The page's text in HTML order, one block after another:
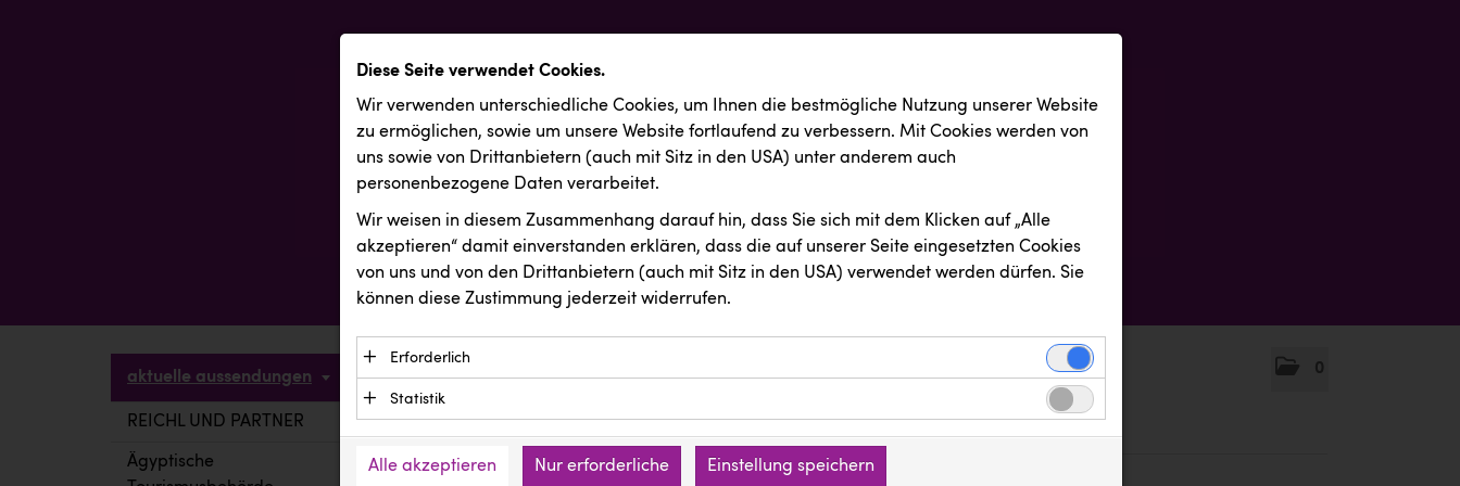
0
aktuelle aussendungen
REICHL UND PARTNER
Ägyptische
Diese Seite verwendet Cookies.
Wir verwenden unterschiedliche Cookies, um Ihnen die best­mögliche Nutzung unserer Website
zu ermöglichen, sowie um unsere Website fortlaufend zu verbessern. Mit Cookies werden von
uns sowie von Drittanbietern (auch mit Sitz in den USA) unter anderem auch
personenbezogene Daten verarbeitet.
Wir weisen in diesem Zusammenhang darauf hin, dass Sie sich mit dem Klicken auf „Alle
akzeptieren“ damit ein­ver­standen erklären, dass die auf unserer Seite eingesetzten Cookies
von uns und von den Drittanbietern (auch mit Sitz in den USA) verwendet werden dürfen. Sie
können diese Zustimmung jederzeit widerrufen.
Erforderlich
Essenzielle Cookies ermöglichen grundlegende Funktionen und sind für die einwandfreie
Funktion der Website erforderlich. Diese Cookies speichern keine personenbezogenen
Daten und werden an keine Dritten übermittelt.
Anbieter: Eigentümer der Website (Erstanbieter)
Statistik
verstehen, wie unsere Besucher unsere Website nutzen.
Alle akzeptieren Nur erforderliche Einstellung speichern